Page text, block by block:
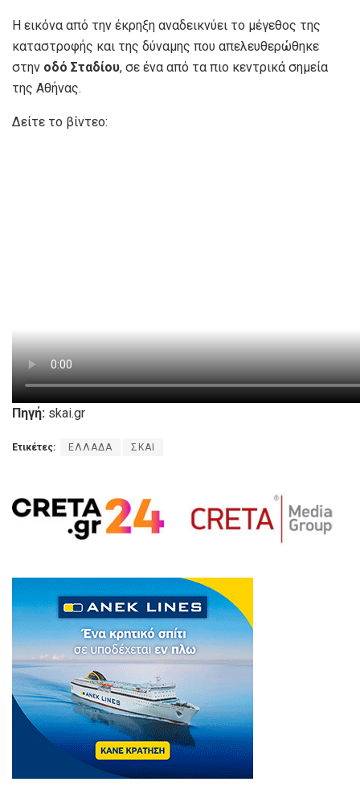
Η εικόνα από την έκρηξη αναδεικνύει το μέγεθος της
καταστροφής και της δύναμης που απελευθερώθηκε
στην οδό Σταδίου, σε ένα από τα πιο κεντρικά σημεία
της Αθήνας.
Δείτε το βίντεο:
Πηγή: skai.gr
Ετικέτες: ΕΛΛΑΔΑ ΣΚΑΙ